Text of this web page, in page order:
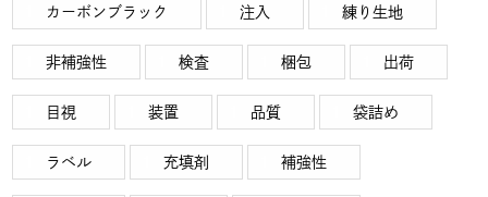
カーボンブラック 注入 練り生地
非補強性 検査 梱包 出荷
目視 装置 品質 袋詰め
ラベル 充填剤 補強性